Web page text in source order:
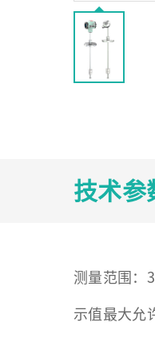
技术参
测量范围：
示值最大